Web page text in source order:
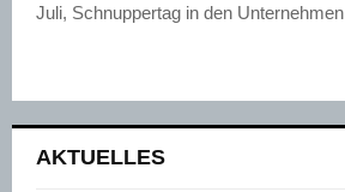
Juli, Schnuppertag in den Unternehmen
AKTUELLES